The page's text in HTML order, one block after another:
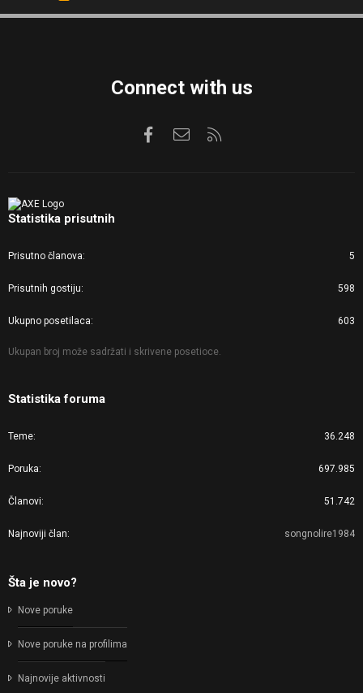
S
Connect with us
FacebookKontaktirajte nas
Statistika prisutnih
Prisutno članova 5
Prisutnih gostiju 598
Ukupno posetilaca 603
Ukupan broj može sadržati i skrivene posetioce.
Statistika foruma
Teme 36.248
Poruka 697.985
Članovi 51.742
Najnoviji član songnolire1984
Šta je novo?
Nove poruke
Nove poruke na profilima
Najnovije aktivnosti